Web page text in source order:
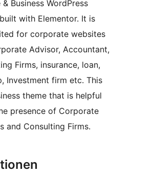
& Business WordPress
with Elementor. It is
for corporate websites
Advisor, Accountant,
Firms, insurance, loan,
Investment firm etc. This
theme that is helpful
presence of Corporate
and Consulting Firms.